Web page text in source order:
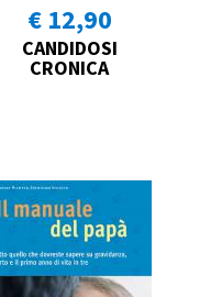
€ 12,90
CANDIDOSI
CRONICA